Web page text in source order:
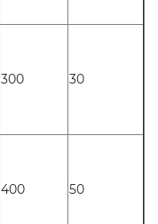
300 30
400 50